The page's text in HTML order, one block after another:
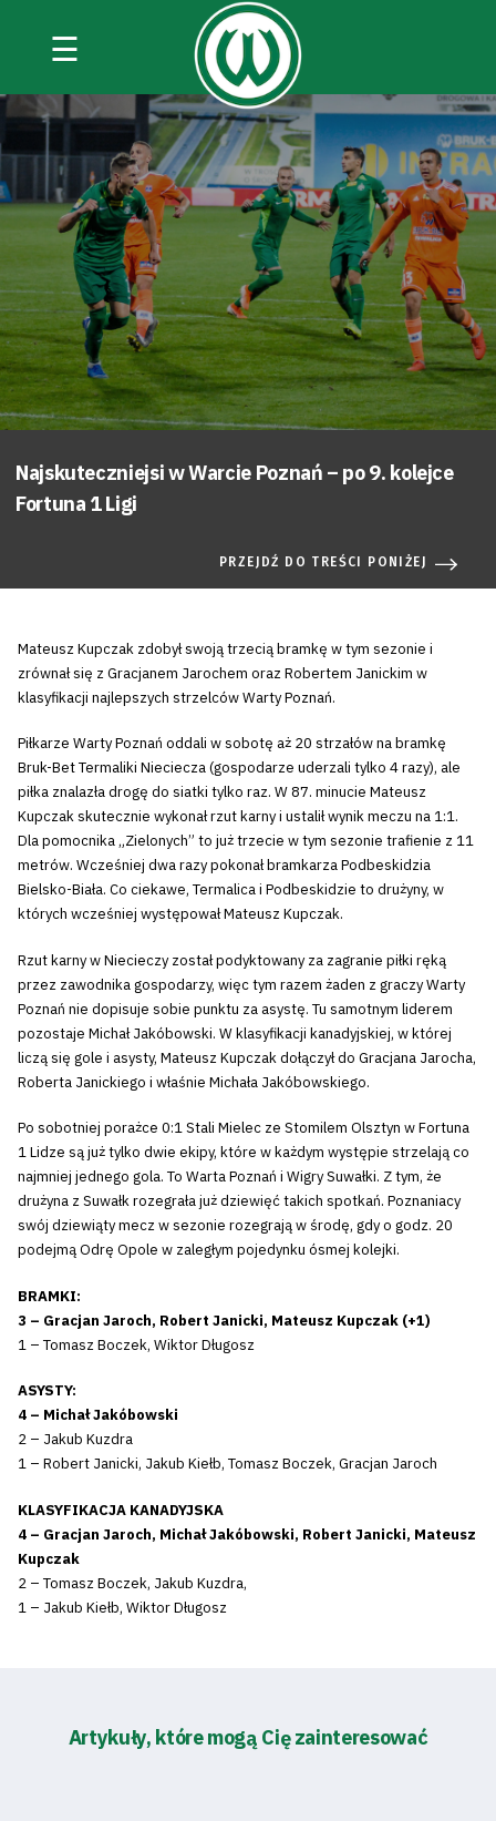
☰
Najskuteczniejsi w Warcie Poznań – po 9. kolejce
Fortuna 1 Ligi
PRZEJDŹ DO TREŚCI PONIŻEJ
Mateusz Kupczak zdobył swoją trzecią bramkę w tym sezonie i
zrównał się z Gracjanem Jarochem oraz Robertem Janickim w
klasyfikacji najlepszych strzelców Warty Poznań.
Piłkarze Warty Poznań oddali w sobotę aż 20 strzałów na bramkę
Bruk-Bet Termaliki Nieciecza (gospodarze uderzali tylko 4 razy), ale
piłka znalazła drogę do siatki tylko raz. W 87. minucie Mateusz
Kupczak skutecznie wykonał rzut karny i ustalił wynik meczu na 1:1.
Dla pomocnika „Zielonych” to już trzecie w tym sezonie trafienie z 11
metrów. Wcześniej dwa razy pokonał bramkarza Podbeskidzia
Bielsko-Biała. Co ciekawe, Termalica i Podbeskidzie to drużyny, w
których wcześniej występował Mateusz Kupczak.
Rzut karny w Niecieczy został podyktowany za zagranie piłki ręką
przez zawodnika gospodarzy, więc tym razem żaden z graczy Warty
Poznań nie dopisuje sobie punktu za asystę. Tu samotnym liderem
pozostaje Michał Jakóbowski. W klasyfikacji kanadyjskiej, w której
liczą się gole i asysty, Mateusz Kupczak dołączył do Gracjana Jarocha,
Roberta Janickiego i właśnie Michała Jakóbowskiego.
Po sobotniej porażce 0:1 Stali Mielec ze Stomilem Olsztyn w Fortuna
1 Lidze są już tylko dwie ekipy, które w każdym występie strzelają co
najmniej jednego gola. To Warta Poznań i Wigry Suwałki. Z tym, że
drużyna z Suwałk rozegrała już dziewięć takich spotkań. Poznaniacy
swój dziewiąty mecz w sezonie rozegrają w środę, gdy o godz. 20
podejmą Odrę Opole w zaległym pojedynku ósmej kolejki.
BRAMKI:
3 – Gracjan Jaroch, Robert Janicki, Mateusz Kupczak (+1)
1 – Tomasz Boczek, Wiktor Długosz
ASYSTY:
4 – Michał Jakóbowski
2 – Jakub Kuzdra
1 – Robert Janicki, Jakub Kiełb, Tomasz Boczek, Gracjan Jaroch
KLASYFIKACJA KANADYJSKA
4 – Gracjan Jaroch, Michał Jakóbowski, Robert Janicki, Mateusz
Kupczak
2 – Tomasz Boczek, Jakub Kuzdra,
1 – Jakub Kiełb, Wiktor Długosz
Artykuły, które mogą Cię zainteresować